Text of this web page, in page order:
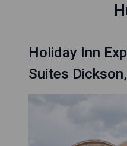
Holiday Inn
Suites